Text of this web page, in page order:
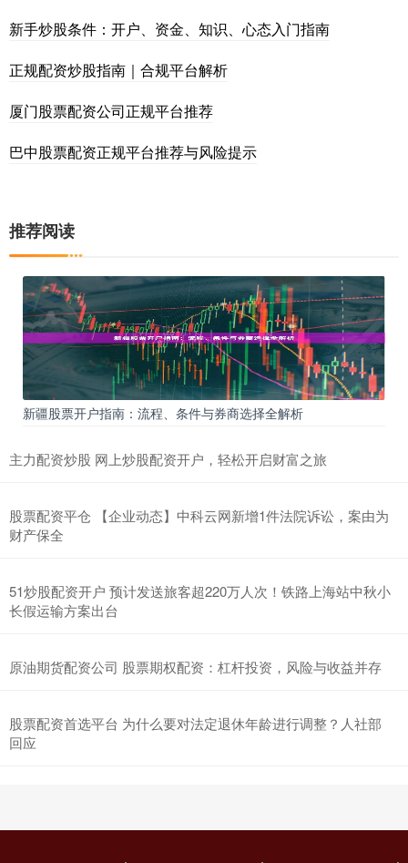
新手炒股条件：开户、资金、知识、心态入门指南
正规配资炒股指南｜合规平台解析
厦门股票配资公司正规平台推荐
巴中股票配资正规平台推荐与风险提示
推荐阅读
新疆股票开户指南：流程、条件与券商选择全解析
主力配资炒股 网上炒股配资开户，轻松开启财富之旅
股票配资平仓 【企业动态】中科云网新增1件法院诉讼，案由为
财产保全
51炒股配资开户 预计发送旅客超220万人次！铁路上海站中秋小
长假运输方案出台
原油期货配资公司 股票期权配资：杠杆投资，风险与收益并存
股票配资首选平台 为什么要对法定退休年龄进行调整？人社部
回应